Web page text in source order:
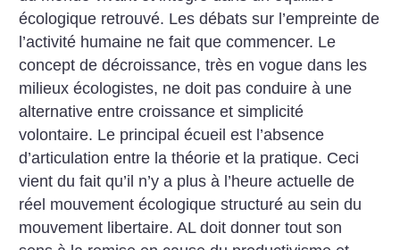
écologique retrouvé. Les débats sur l’empreinte de
l’activité humaine ne fait que commencer. Le
concept de décroissance, très en vogue dans les
milieux écologistes, ne doit pas conduire à une
alternative entre croissance et simplicité
volontaire. Le principal écueil est l’absence
d’articulation entre la théorie et la pratique. Ceci
vient du fait qu’il n’y a plus à l’heure actuelle de
réel mouvement écologique structuré au sein du
mouvement libertaire. AL doit donner tout son